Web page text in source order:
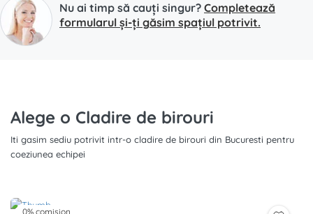
Nu ai timp să cauți singur? Completează
formularul și-ți găsim spațiul potrivit.
Alege o Cladire de birouri
Iti gasim sediu potrivit intr-o cladire de birouri din Bucuresti pentru
coeziunea echipei
0% comision